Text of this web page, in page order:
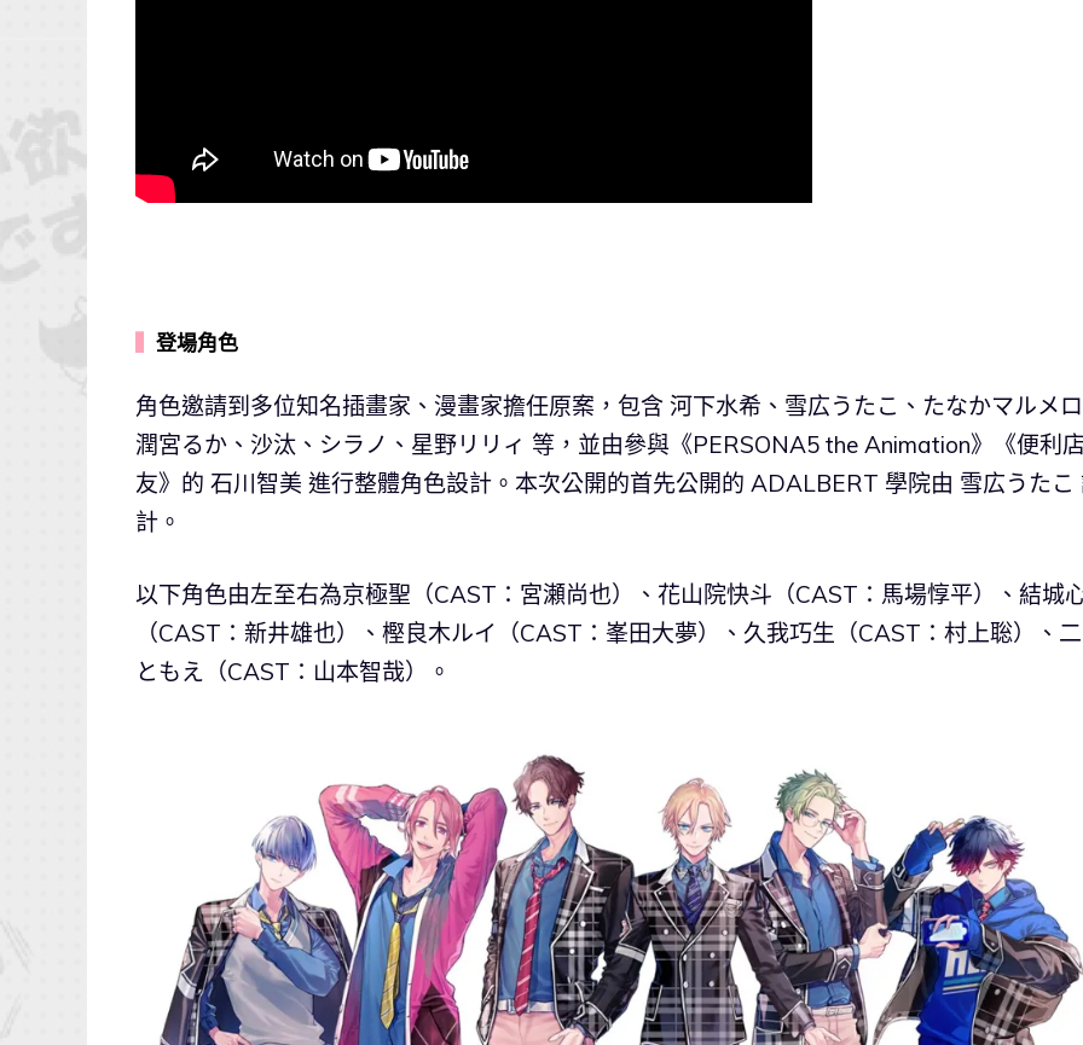
登場角色
角色邀請到多位知名插畫家、漫畫家擔任原案，包含 河下水希、雪広うたこ、たなかマルメ
潤宮るか、沙汰、シラノ、星野リリィ 等，並由參與《PERSONA5 the Animation》《便利
友》的 石川智美 進行整體角色設計。本次公開的首先公開的 ADALBERT 學院由 雪広うたこ
計。
以下角色由左至右為京極聖（CAST：宮瀬尚也）、花山院快斗（CAST：馬場惇平）、結城
（CAST：新井雄也）、樫良木ルイ（CAST：峯田大夢）、久我巧生（CAST：村上聡）、
ともえ（CAST：山本智哉）。